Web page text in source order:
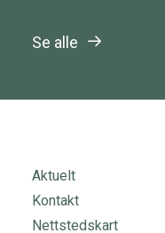
Se alle
Aktuelt
Kontakt
Nettstedskart